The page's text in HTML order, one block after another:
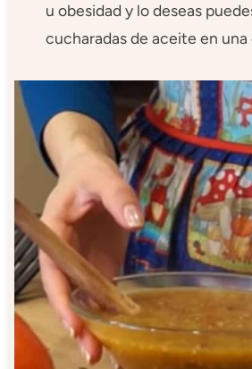
u obesidad y lo deseas
cucharadas de aceite en una